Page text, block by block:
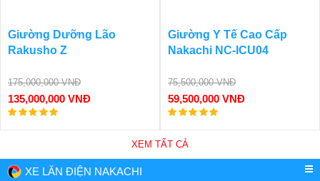
Giường Dưỡng Lão
Rakusho Z
175,000,000 VNĐ
135,000,000 VNĐ
Giường Y Tế Cao Cấp
Nakachi NC-ICU04
75,500,000 VNĐ
59,500,000 VNĐ
XEM TẤT CẢ
XE LĂN ĐIỆN NAKACHI